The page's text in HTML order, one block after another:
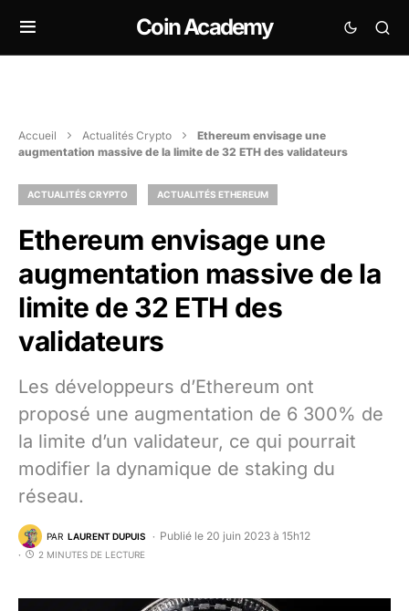
Coin Academy
Accueil Actualités Crypto
Ethereum envisage une
augmentation massive de la limite de 32 ETH des validateurs
ACTUALITÉS CRYPTO ACTUALITÉS ETHEREUM
Ethereum envisage une
augmentation massive de la
limite de 32 ETH des
validateurs
Les développeurs d’Ethereum ont
proposé une augmentation de 6 300% de
la limite d’un validateur, ce qui pourrait
modifier la dynamique de staking du
réseau.
PAR LAURENT DUPUIS Publié le 20 juin 2023 à 15h12
2 MINUTES DE LECTURE